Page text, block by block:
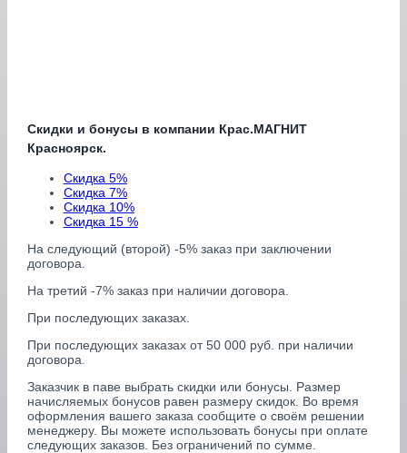
Скидки и бонусы в компании Крас.МАГНИТ
Красноярск.
Скидка 5%
Скидка 7%
Скидка 10%
Скидка 15 %
На следующий (второй) -5% заказ при заключении
договора.
На третий -7% заказ при наличии договора.
При последующих заказах.
При последующих заказах от 50 000 руб. при наличии
договора.
Заказчик в паве выбрать скидки или бонусы. Размер
начисляемых бонусов равен размеру скидок. Во время
оформления вашего заказа сообщите о своём решении
менеджеру. Вы можете использовать бонусы при оплате
следующих заказов. Без ограничений по сумме.